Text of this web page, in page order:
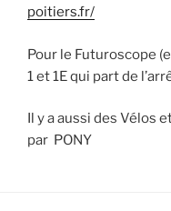
poitiers.fr/
Pour le Futuroscope
1 et 1E qui part de
Il y a aussi des Vélos
par PONY